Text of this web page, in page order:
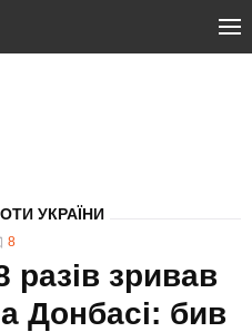
УКРАЇНИ
8
разів зривав
Донбасі: бив